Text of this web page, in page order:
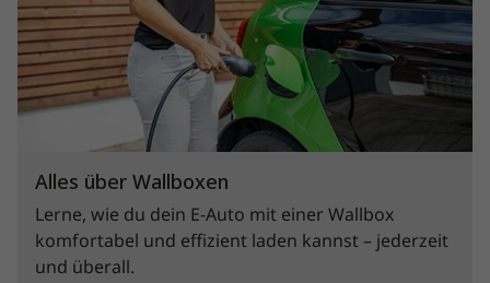
Alles über Wallboxen
Lerne, wie du dein E-Auto mit einer Wallbox
komfortabel und effizient laden kannst – jederzeit
und überall.